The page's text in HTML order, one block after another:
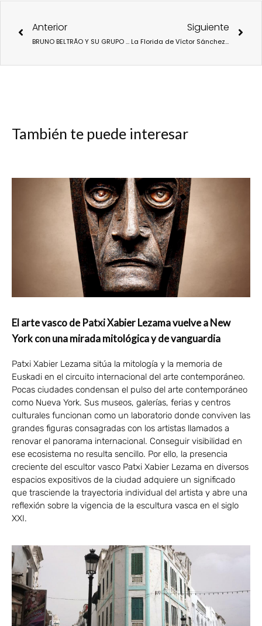
Anterior
BRUNO BELTRÃO Y SU GRUPO DE RUA ESTRENAN «NEW CREATION»
Siguiente
La Florida de Víctor Sánchez Rodríguez revive el amargo encanto del apartamento costero
También te puede interesar
El arte vasco de Patxi Xabier Lezama vuelve a New
York con una mirada mitológica y de vanguardia
Patxi Xabier Lezama sitúa la mitología y la memoria de
Euskadi en el circuito internacional del arte contemporáneo.
Pocas ciudades condensan el pulso del arte contemporáneo
como Nueva York. Sus museos, galerías, ferias y centros
culturales funcionan como un laboratorio donde conviven las
grandes figuras consagradas con los artistas llamados a
renovar el panorama internacional. Conseguir visibilidad en
ese ecosistema no resulta sencillo. Por ello, la presencia
creciente del escultor vasco Patxi Xabier Lezama en diversos
espacios expositivos de la ciudad adquiere un significado
que trasciende la trayectoria individual del artista y abre una
reflexión sobre la vigencia de la escultura vasca en el siglo
XXI.